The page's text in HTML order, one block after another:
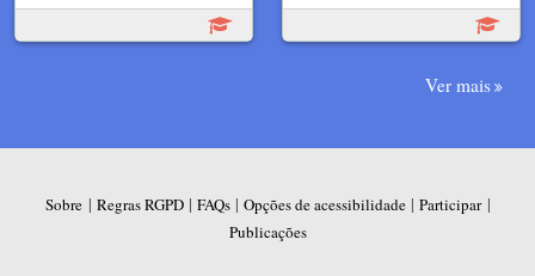
Ver mais
Sobre | Regras RGPD| FAQs| Opções de acessibilidade| Participar|
Publicações